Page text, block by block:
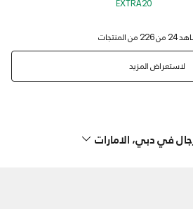
لاستعراض المزيد
في دبي، الامارات